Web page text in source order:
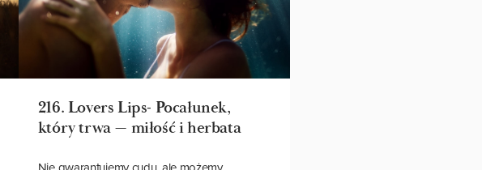
216. Lovers Lips- Pocałunek,
który trwa — miłość i herbata